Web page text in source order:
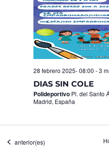
DIAS SIN COLE
28 febrero 2025- 08:00 -3
Polideportivo Pl. del Santo
Madrid, España
Eventos
anterior(es)